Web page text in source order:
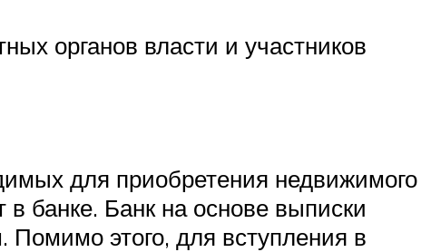
органов власти и участников
для приобретения недвижимого
банке. Банк на основе выписки
этого, для вступления в